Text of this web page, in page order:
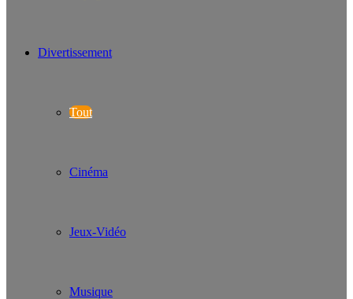
Divertissement
Tout
Cinéma
Jeux-Vidéo
Musique